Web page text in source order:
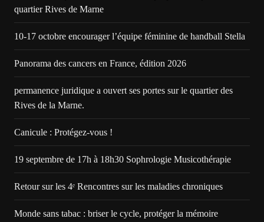
quartier Rives de Marne
10-17 octobre encourager l’équipe féminine de handball Stella
Panorama des cancers en France, édition 2026
permanence juridique a ouvert ses portes sur le quartier des
Rives de la Marne.
Canicule : Protégez-vous !
19 septembre de 17h à 18h30 Sophrologie Musicothérapie
Retour sur les 4ᵉ Rencontres sur les maladies chroniques
Monde sans tabac : briser le cycle, protéger la mémoire